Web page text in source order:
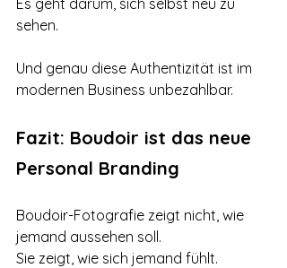
sehen.
Und genau diese Authentizität ist im
modernen Business unbezahlbar.
Fazit: Boudoir ist das neue
Personal Branding
Boudoir-Fotografie zeigt nicht, wie
jemand aussehen soll.
Sie zeigt, wie sich jemand fühlt.